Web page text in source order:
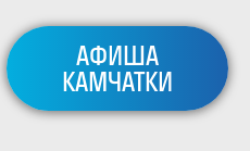
АФИША
КАМЧАТКИ